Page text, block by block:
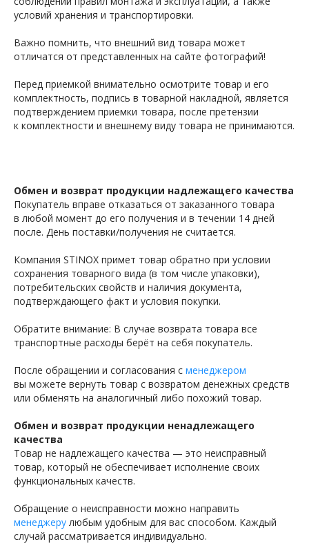
условий хранения и транспортировки.
Важно помнить, что внешний вид товара может
отличатся от представленных на сайте фотографий!
Перед приемкой внимательно осмотрите товар и его
комплектность, подпись в товарной накладной, является
подтверждением приемки товара, после претензии
к комплектности и внешнему виду товара не принимаются.
Обмен и возврат продукции надлежащего качества
Покупатель вправе отказаться от заказанного товара
в любой момент до его получения и в течении 14 дней
после. День поставки/получения не считается.
Компания STINOX примет товар обратно при условии
сохранения товарного вида (в том числе упаковки),
потребительских свойств и наличия документа,
подтверждающего факт и условия покупки.
Обратите внимание: В случае возврата товара все
транспортные расходы берёт на себя покупатель.
После обращении и согласования с менеджером
вы можете вернуть товар с возвратом денежных средств
или обменять на аналогичный либо похожий товар.
Обмен и возврат продукции ненадлежащего
качества
Товар не надлежащего качества — это неисправный
товар, который не обеспечивает исполнение своих
функциональных качеств.
Обращение о неисправности можно направить
менеджеру любым удобным для вас способом. Каждый
случай рассматривается индивидуально.